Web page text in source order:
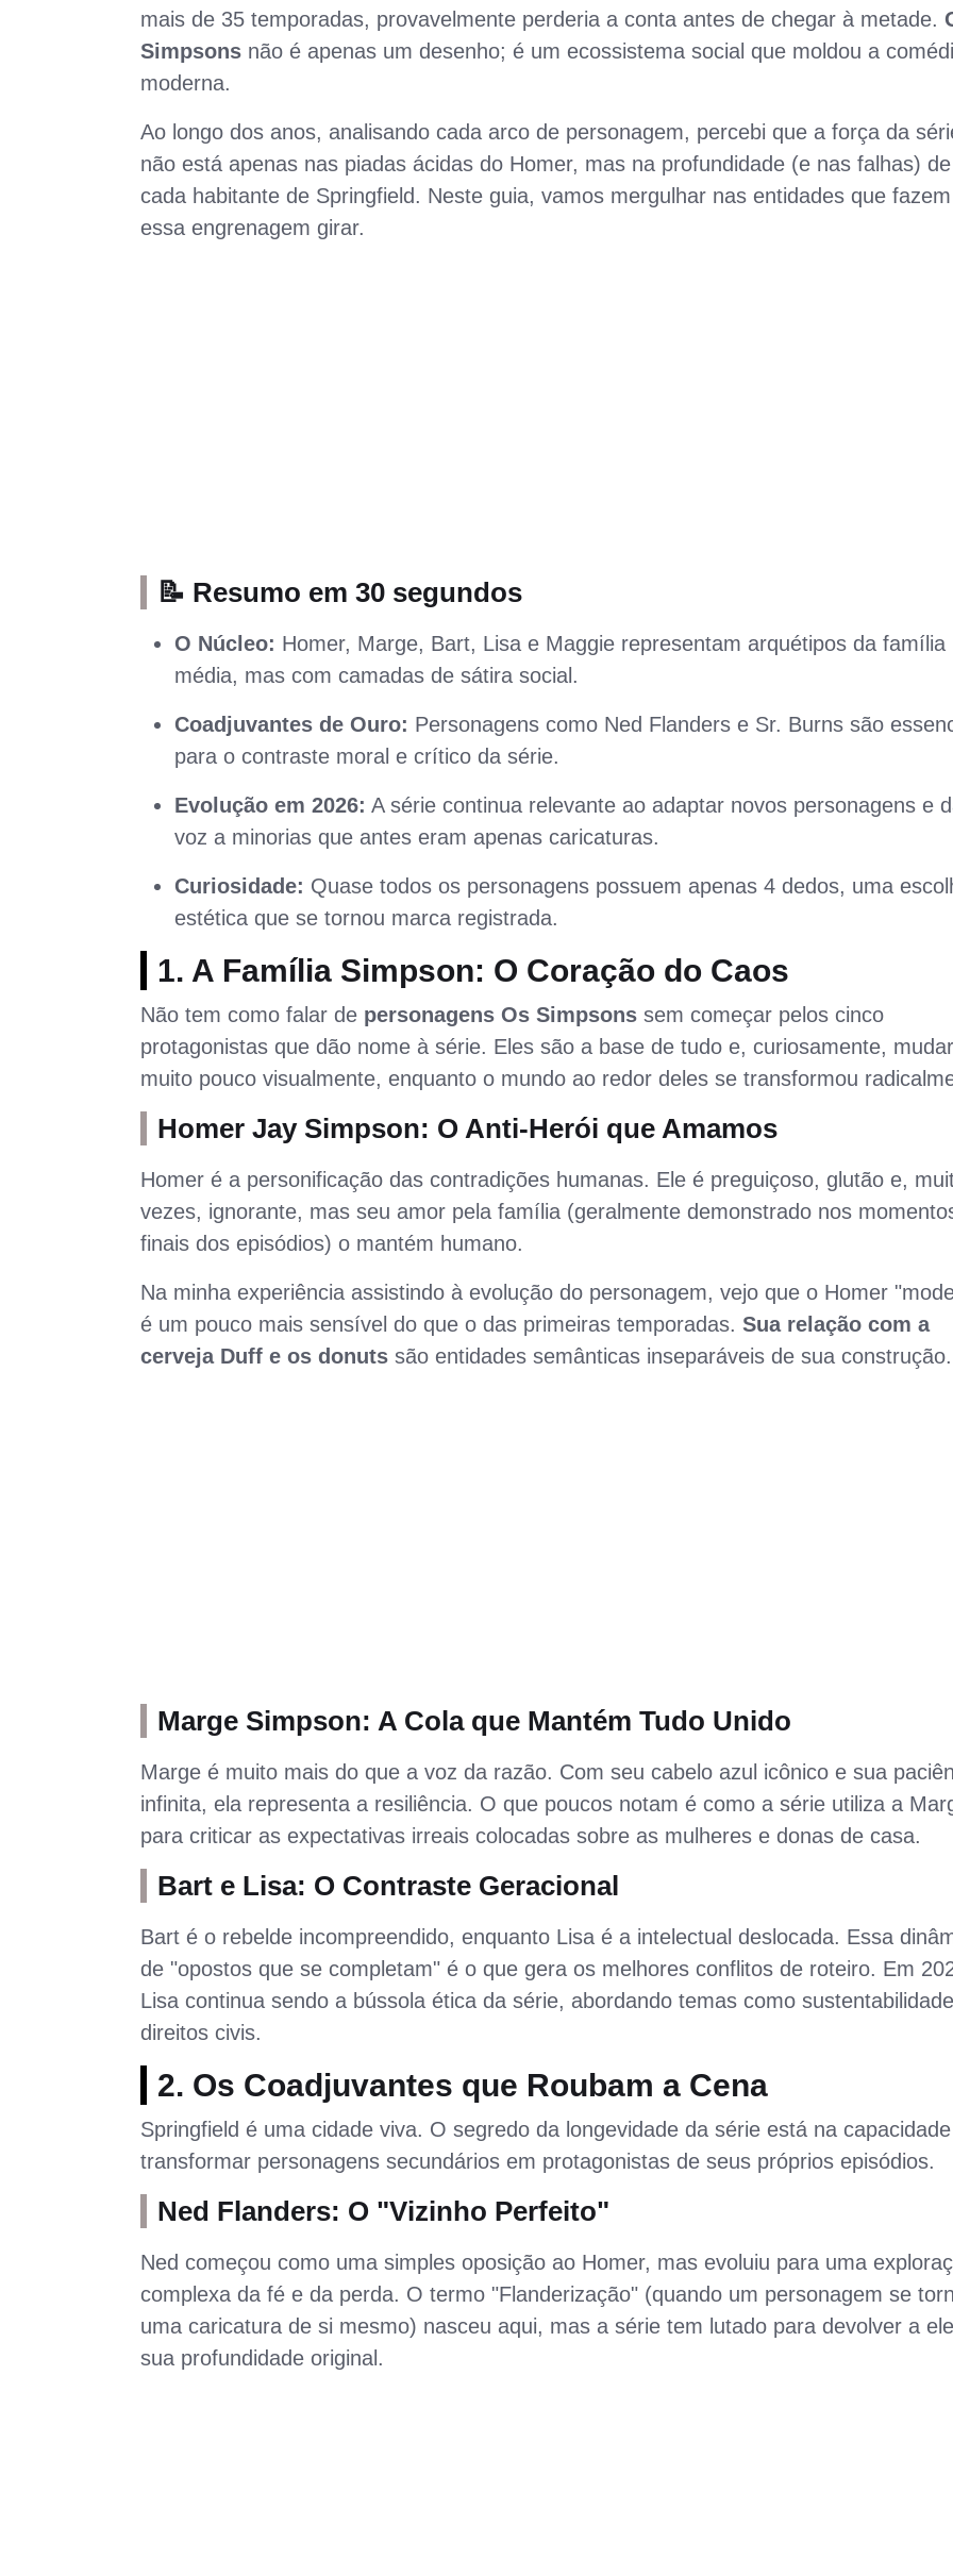
mais de 35 temporadas, provavelmente perderia a conta antes de chegar à metade.
Simpsons não é apenas um desenho; é um ecossistema social que moldou a
moderna.
Ao longo dos anos, analisando cada arco de personagem, percebi que a força da
não está apenas nas piadas ácidas do Homer, mas na profundidade (e nas falhas) de
cada habitante de Springfield. Neste guia, vamos mergulhar nas entidades que fazem
essa engrenagem girar.
📝 Resumo em 30 segundos
O Núcleo: Homer, Marge, Bart, Lisa e Maggie representam arquétipos da família
média, mas com camadas de sátira social.
Coadjuvantes de Ouro: Personagens como Ned Flanders e Sr. Burns são
para o contraste moral e crítico da série.
Evolução em 2026: A série continua relevante ao adaptar novos personagens e
voz a minorias que antes eram apenas caricaturas.
Curiosidade: Quase todos os personagens possuem apenas 4 dedos, uma
estética que se tornou marca registrada.
1. A Família Simpson: O Coração do Caos
Não tem como falar de personagens Os Simpsons sem começar pelos cinco
protagonistas que dão nome à série. Eles são a base de tudo e, curiosamente,
muito pouco visualmente, enquanto o mundo ao redor deles se transformou
Homer Jay Simpson: O Anti-Herói que Amamos
Homer é a personificação das contradições humanas. Ele é preguiçoso, glutão e,
vezes, ignorante, mas seu amor pela família (geralmente demonstrado nos
finais dos episódios) o mantém humano.
Na minha experiência assistindo à evolução do personagem, vejo que o Homer
é um pouco mais sensível do que o das primeiras temporadas. Sua relação com a
cerveja Duff e os donuts são entidades semânticas inseparáveis de sua construção.
Marge Simpson: A Cola que Mantém Tudo Unido
Marge é muito mais do que a voz da razão. Com seu cabelo azul icônico e sua
infinita, ela representa a resiliência. O que poucos notam é como a série utiliza a
para criticar as expectativas irreais colocadas sobre as mulheres e donas de casa.
Bart e Lisa: O Contraste Geracional
Bart é o rebelde incompreendido, enquanto Lisa é a intelectual deslocada. Essa
de "opostos que se completam" é o que gera os melhores conflitos de roteiro. Em
Lisa continua sendo a bússola ética da série, abordando temas como
direitos civis.
2. Os Coadjuvantes que Roubam a Cena
Springfield é uma cidade viva. O segredo da longevidade da série está na
transformar personagens secundários em protagonistas de seus próprios episódios.
Ned Flanders: O "Vizinho Perfeito"
Ned começou como uma simples oposição ao Homer, mas evoluiu para uma
complexa da fé e da perda. O termo "Flanderização" (quando um personagem se
uma caricatura de si mesmo) nasceu aqui, mas a série tem lutado para devolver a ele
sua profundidade original.